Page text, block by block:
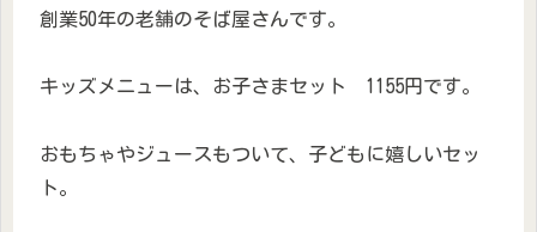
創業50年の老舗のそば屋さんです。
キッズメニューは、お子さまセット 1155円です。
おもちゃやジュースもついて、子どもに嬉しいセッ
ト。